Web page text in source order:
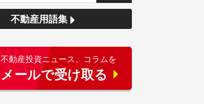
不動産用語集
不動産投資ニュース、コラムを
メールで受け取る